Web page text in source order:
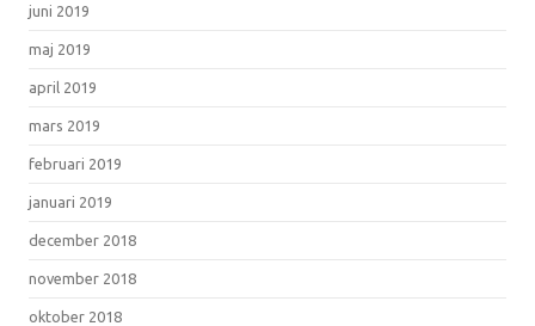
juni 2019
maj 2019
april 2019
mars 2019
februari 2019
januari 2019
december 2018
november 2018
oktober 2018